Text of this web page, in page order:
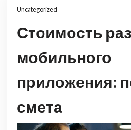
Uncategorized
Стоимость
мобильного
приложения:
смета